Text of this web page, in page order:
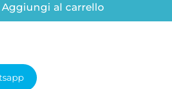
Aggiungi al carrello